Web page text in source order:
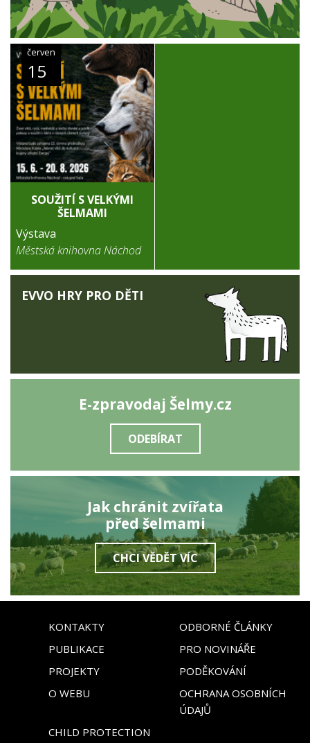
červen
15
SOUŽITÍ S VELKÝMI
ŠELMAMI
Výstava
Městská knihovna Náchod
EVVO HRY PRO DĚTI
E-zpravodaj Šelmy.cz
ODEBÍRAT
Jak chránit zvířata
před šelmami
CHCI VĚDĚT VÍC
KONTAKTY
ODBORNÉ ČLÁNKY
PUBLIKACE
PRO NOVINÁŘE
PROJEKTY
PODĚKOVÁNÍ
O WEBU
OCHRANA OSOBNÍCH
ÚDAJŮ
CHILD PROTECTION